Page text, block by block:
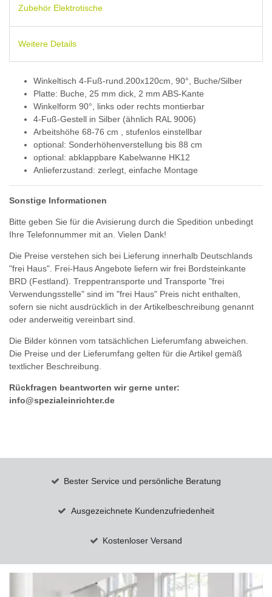
Zubehör Elektrotische
Weitere Details
Winkeltisch 4-Fuß-rund.200x120cm, 90°, Buche/Silber
Platte: Buche, 25 mm dick, 2 mm ABS-Kante
Winkelform 90°, links oder rechts montierbar
4-Fuß-Gestell in Silber (ähnlich RAL 9006)
Arbeitshöhe 68-76 cm , stufenlos einstellbar
optional: Sonderhöhenverstellung bis 88 cm
optional: abklappbare Kabelwanne HK12
Anlieferzustand: zerlegt, einfache Montage
Sonstige Informationen
Bitte geben Sie für die Avisierung durch die Spedition unbedingt
Ihre Telefonnummer mit an. Vielen Dank!
Die Preise verstehen sich bei Lieferung innerhalb Deutschlands
"frei Haus". Frei-Haus Angebote liefern wir frei Bordsteinkante
BRD (Festland). Treppentransporte und Transporte "frei
Verwendungsstelle" sind im "frei Haus" Preis nicht enthalten,
sofern sie nicht ausdrücklich in der Artikelbeschreibung genannt
oder anderweitig vereinbart sind.
Die Bilder können vom tatsächlichen Lieferumfang abweichen.
Die Preise und der Lieferumfang gelten für die Artikel gemäß
textlicher Beschreibung.
Rückfragen beantworten wir gerne unter:
info@spezialeinrichter.de
Bester Service und persönliche Beratung
Ausgezeichnete Kundenzufriedenheit
Kostenloser Versand